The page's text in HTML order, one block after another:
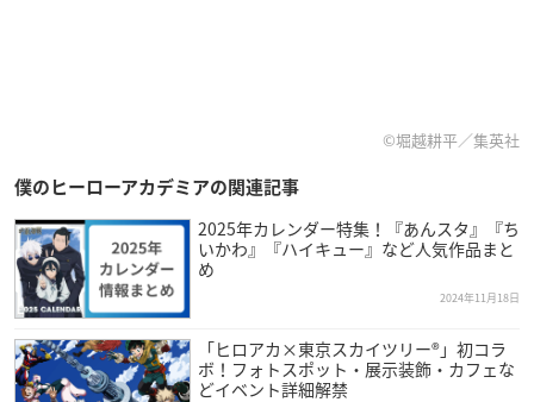
©堀越耕平／集英社
僕のヒーローアカデミアの関連記事
2025年カレンダー特集！『あんスタ』『ち
いかわ』『ハイキュー』など人気作品まと
め
2024年11月18日
「ヒロアカ×東京スカイツリー®」初コラ
ボ！フォトスポット・展示装飾・カフェな
どイベント詳細解禁